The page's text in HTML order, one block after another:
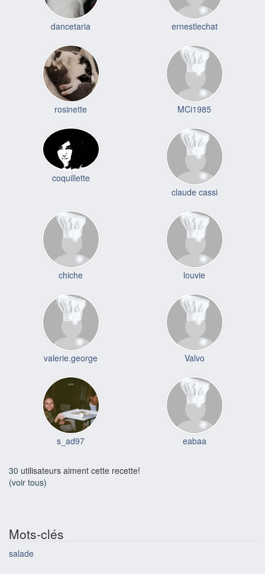
dancetaria ernestlechat
rosinette MCi1985
coquillette
claude cassi
chiche louvie
valerie.george Valvo
s_ad97 eabaa
30 utilisateurs aiment cette recette!
(voir tous)
Mots-clés
salade